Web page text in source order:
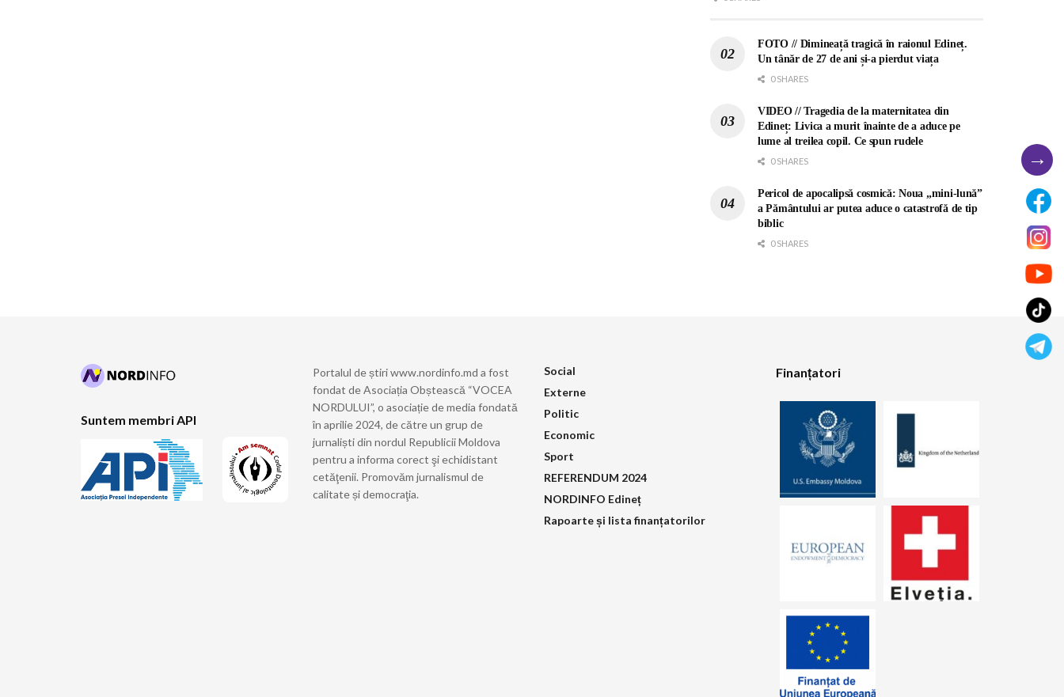
FOTO // Dimineață tragică în raionul Edineț.
Un tânăr de 27 de ani și-a pierdut viața
0 SHARES
VIDEO // Tragedia de la maternitatea din
Edineț: Livica a murit înainte de a aduce pe
lume al treilea copil. Ce spun rudele
0 SHARES
Pericol de apocalipsă cosmică: Noua „mini-lună”
a Pământului ar putea aduce o catastrofă de tip
biblic
0 SHARES
Suntem membri API
Portalul de știri www.nordinfo.md a fost
fondat de Asociația Obștească “VOCEA
NORDULUI”, o asociație de media fondată
în aprilie 2024, de către un grup de
jurnaliști din nordul Republicii Moldova
pentru a informa corect şi echidistant
cetăţenii. Promovăm jurnalismul de
calitate și democraţia.
Social
Externe
Politic
Economic
Sport
REFERENDUM 2024
NORDINFO Edineț
Rapoarte și lista finanțatorilor
Finanțatori
→